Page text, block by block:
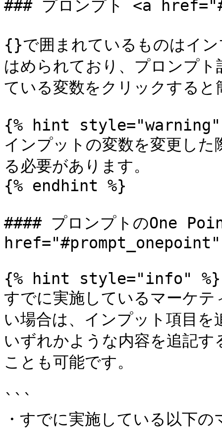
### プロンプト <a
{}で囲まれているものはイ
はめられており、プロンプ
ている変数をクリックする
{% hint style="warning"
インプットの変数を変更し
る必要があります。
{% endhint %}
#### プロンプトのOne
{% hint style="info" %}
すでに実施しているマーケ
い場合は、インプット項目
いずれかような内容を追記
ことも可能です。
```
・すでに実施している以下